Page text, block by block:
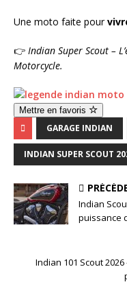
Une moto faite pour
👉 Indian Super Scout –
Motorcycle.
Mettre en favoris
GARAGE INDIAN
INDIAN SUPER SCOUT
Indian
puissance
Indian 101 Scout